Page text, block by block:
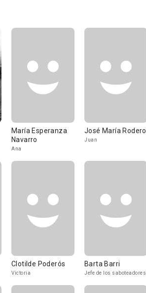
María Esperanza
Navarro
Ana
José María Rodero
Juan
Clotilde Poderós
Victoria
Barta Barri
Jefe de los saboteadores